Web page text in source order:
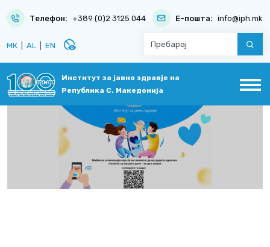
Телефон: +389 (0)2 3125 044 Е-пошта: info@iph.mk
МК AL EN disabled_visible
Институт за јавно здравје на
Република С. Македонија